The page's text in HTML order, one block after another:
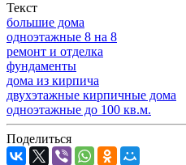
Текст
большие дома
одноэтажные 8 на 8
ремонт и отделка
фундаменты
дома из кирпича
двухэтажные кирпичные дома
одноэтажные до 100 кв.м.
Поделиться